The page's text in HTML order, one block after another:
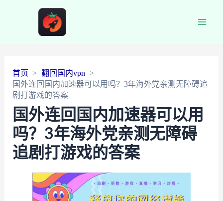
首页
翻回国内vpn
国外连回国内加速器可以用吗？3年海外党亲测无障碍追
剧打游戏的答案
国外连回国内加速器可以用
吗？3年海外党亲测无障碍
追剧打游戏的答案